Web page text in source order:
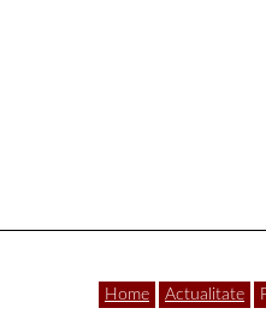
Home Actualitate